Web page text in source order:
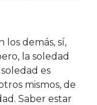
los demás, sí,
la soledad
es
mismos, de
Saber estar